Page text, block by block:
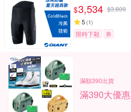
$3,534 $3,800
5 (1)
限時下殺 券
滿額390出貨
滿390大優惠